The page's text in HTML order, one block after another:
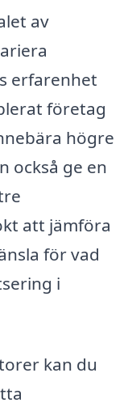
av
erfarenhet
företag
högre
också ge en
att jämföra
för vad
i
kan du